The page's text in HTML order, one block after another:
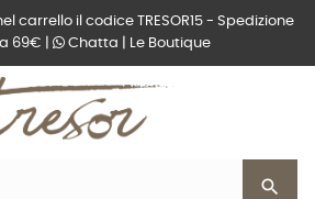
carrello il codice TRESOR15 - Spedizione
69€ |
Chatta Le Boutique
search